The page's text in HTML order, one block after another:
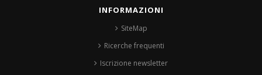
INFORMAZIONI
SiteMap
Ricerche frequenti
Iscrizione newsletter